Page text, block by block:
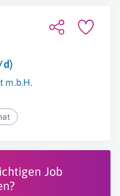
d)
m.b.H.
Job